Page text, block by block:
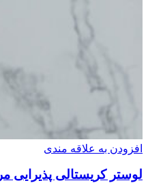
افزودن به علاقه مندی
لوستر کریستالی پذیرایی